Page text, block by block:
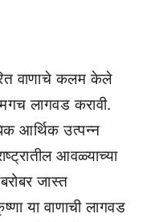
वाणाचे कलम केले
लागवड करावी.
आर्थिक उत्पन्न
आवळ्याच्या
जास्त
या वाणाची लागवड